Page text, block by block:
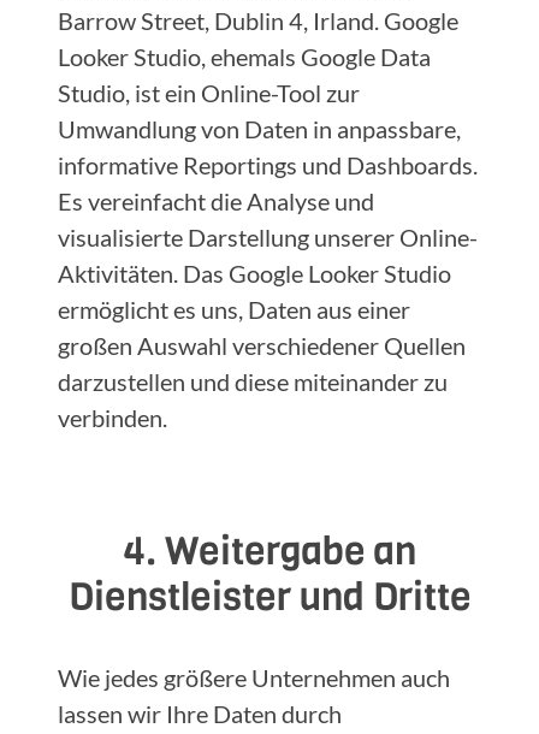
Barrow Street, Dublin 4, Irland. Google
Looker Studio, ehemals Google Data
Studio, ist ein Online-Tool zur
Umwandlung von Daten in anpassbare,
informative Reportings und Dashboards.
Es vereinfacht die Analyse und
visualisierte Darstellung unserer Online-
Aktivitäten. Das Google Looker Studio
ermöglicht es uns, Daten aus einer
großen Auswahl verschiedener Quellen
darzustellen und diese miteinander zu
verbinden.
4. Weitergabe an
Dienstleister und Dritte
Wie jedes größere Unternehmen auch
lassen wir Ihre Daten durch